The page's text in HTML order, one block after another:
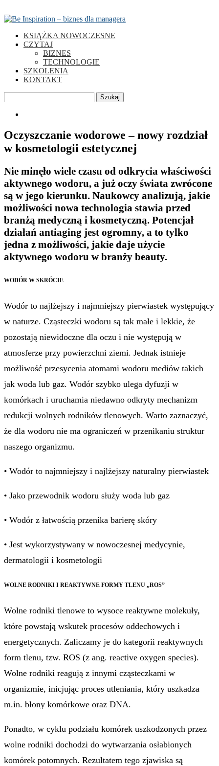
KSIĄŻKA NOWOCZESNE
CZYTAJ
BIZNES
TECHNOLOGIE
SZKOLENIA
KONTAKT
Szukaj
Oczyszczanie wodorowe – nowy rozdział
w kosmetologii estetycznej
Nie minęło wiele czasu od odkrycia właściwości
aktywnego wodoru, a już oczy świata zwrócone
są w jego kierunku. Naukowcy analizują, jakie
możliwości nowa technologia stawia przed
branżą medyczną i kosmetyczną. Potencjał
działań antiaging jest ogromny, a to tylko
jedna z możliwości, jakie daje użycie
aktywnego wodoru w branży beauty.
WODÓR W SKRÓCIE
Wodór to najlżejszy i najmniejszy pierwiastek występujący
w naturze. Cząsteczki wodoru są tak małe i lekkie, że
pozostają niewidoczne dla oczu i nie występują w
atmosferze przy powierzchni ziemi. Jednak istnieje
możliwość przesycenia atomami wodoru mediów takich
jak woda lub gaz. Wodór szybko ulega dyfuzji w
komórkach i uruchamia niedawno odkryty mechanizm
redukcji wolnych rodników tlenowych. Warto zaznaczyć,
że dla wodoru nie ma ograniczeń w przenikaniu struktur
naszego organizmu.
• Wodór to najmniejszy i najlżejszy naturalny pierwiastek
• Jako przewodnik wodoru służy woda lub gaz
• Wodór z łatwością przenika barierę skóry
• Jest wykorzystywany w nowoczesnej medycynie,
dermatologii i kosmetologii
WOLNE RODNIKI I REAKTYWNE FORMY TLENU „ROS”
Wolne rodniki tlenowe to wysoce reaktywne molekuły,
które powstają wskutek procesów oddechowych i
energetycznych. Zaliczamy je do kategorii reaktywnych
form tlenu, tzw. ROS (z ang. reactive oxygen species).
Wolne rodniki reagują z innymi cząsteczkami w
organizmie, inicjując proces utleniania, który uszkadza
m.in. błony komórkowe oraz DNA.
Ponadto, w cyklu podziału komórek uszkodzonych przez
wolne rodniki dochodzi do wytwarzania osłabionych
komórek potomnych. Rezultatem tego zjawiska są